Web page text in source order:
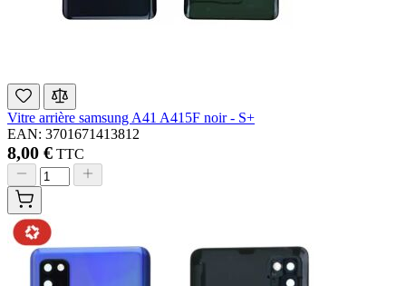
Vitre arrière samsung A41 A415F noir - S+
EAN: 3701671413812
8,00 € TTC